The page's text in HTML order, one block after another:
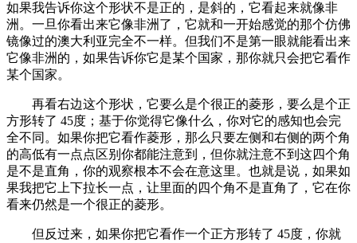
如果我告诉你这个形状不是正的，是斜的，它看起来就像非
洲。一旦你看出来它像非洲了，它就和一开始感觉的那个仿佛
镜像过的澳大利亚完全不一样。但我们不是第一眼就能看出来
它像非洲的，如果告诉你它是某个国家，那你就只会把它看作
某个国家。
再看右边这个形状，它要么是个很正的菱形，要么是个正
方形转了 45度；基于你觉得它像什么，你对它的感知也会完
全不同。如果你把它看作菱形，那么只要左侧和右侧的两个角
的高低有一点点区别你都能注意到，但你就注意不到这四个角
是不是直角，你的观察根本不会在意这里。也就是说，如果如
果我把它上下拉长一点，让里面的四个角不是直角了，它在你
看来仍然是一个很正的菱形。
但反过来，如果你把它看作一个正方形转了 45度，你就